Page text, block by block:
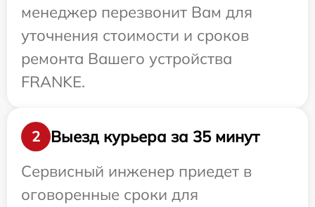
менеджер перезвонит Вам для
уточнения стоимости и сроков
ремонта Вашего устройства
FRANKE.
2
Выезд курьера за 35 минут
Сервисный инженер приедет в
оговоренные сроки для